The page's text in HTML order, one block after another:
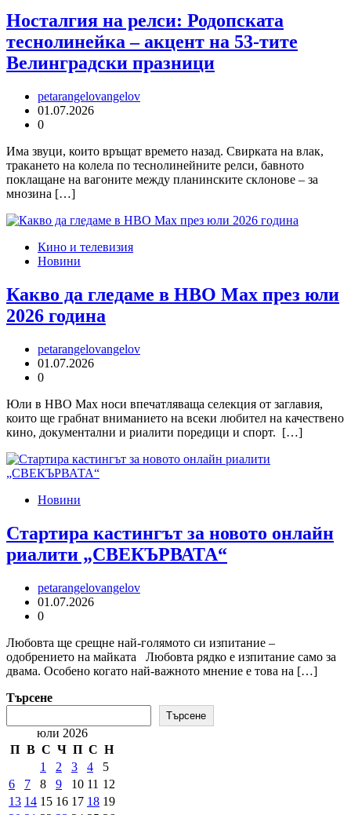
Носталгия на релси: Родопската
теснолинейка – акцент на 53-тите
Велинградски празници
petarangelovangelov
01.07.2026
0
Има звуци, които връщат времето назад. Свирката на влак,
тракането на колела по теснолинейните релси, бавното
поклащане на вагоните между планинските склонове – за
мнозина […]
Кино и телевизия
Новини
Какво да гледаме в HBO Max през юли
2026 година
petarangelovangelov
01.07.2026
0
Юли в HBO Max носи впечатляваща селекция от заглавия,
които ще грабнат вниманието на всеки любител на качествено
кино, документални и риалити поредици и спорт. […]
Новини
Стартира кастингът за новото онлайн
риалити „СВЕКЪРВАТА“
petarangelovangelov
01.07.2026
0
Любовта ще срещне най-голямото си изпитание –
одобрението на майката Любовта рядко е изпитание само за
двама. Особено когато най-важното мнение е това на […]
Търсене
Търсене
юли 2026
П В С Ч П С Н
1
2 3 4
5
6
7 8 9 10 11 12
13 14 15 16 17 18 19